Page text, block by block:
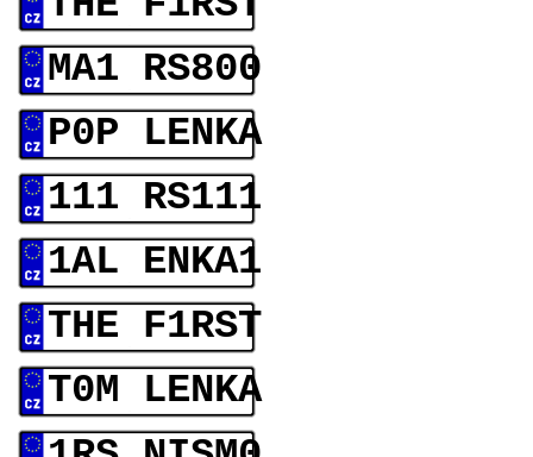
MA1 RS800
P0P LENKA
111 RS111
1AL ENKA1
THE F1RST
T0M LENKA